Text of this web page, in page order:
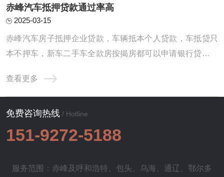
赤峰汽车抵押贷款通过率高
2025-03-15
赤峰汽车房子抵押企业贷款，车辆抵本个人贷款，车抵贷只
本不押车，新车二手车全款房按揭房都可以申请银行贷款，
料。 赤峰汽车抵押贷款，立即申请，通过率高。赤峰汽车抵
押贷款机构贷款有快速下放贷款的优势，受到短期资金需求
的车友们青睐。赤峰车子抵押贷款机构对有需 ...
查看更多
免费咨询热线 / Hotline
151-9272-5188
服务范围：赤峰及 呼和浩特 包头 乌海 通辽 鄂尔多